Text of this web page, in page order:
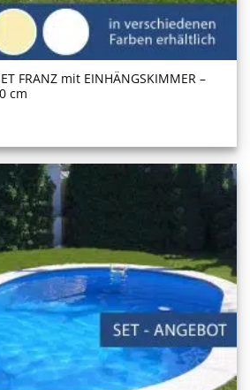
FRANZ mit EINHÄNGSKIMMER –
cm